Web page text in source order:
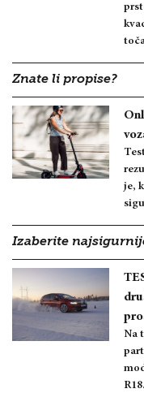
Znate li propise?
je,
Izaberite
Na